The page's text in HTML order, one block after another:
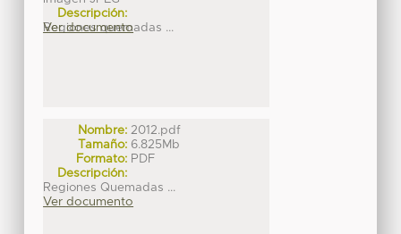
Descripción:
Regiones quemadas ...
Ver documento
Nombre: 2012.pdf
Tamaño: 6.825Mb
Formato: PDF
Descripción:
Regiones Quemadas ...
Ver documento